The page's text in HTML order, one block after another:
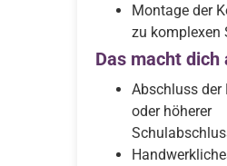
Montage der
zu komplexen
Das macht dich
Abschluss der
oder höherer